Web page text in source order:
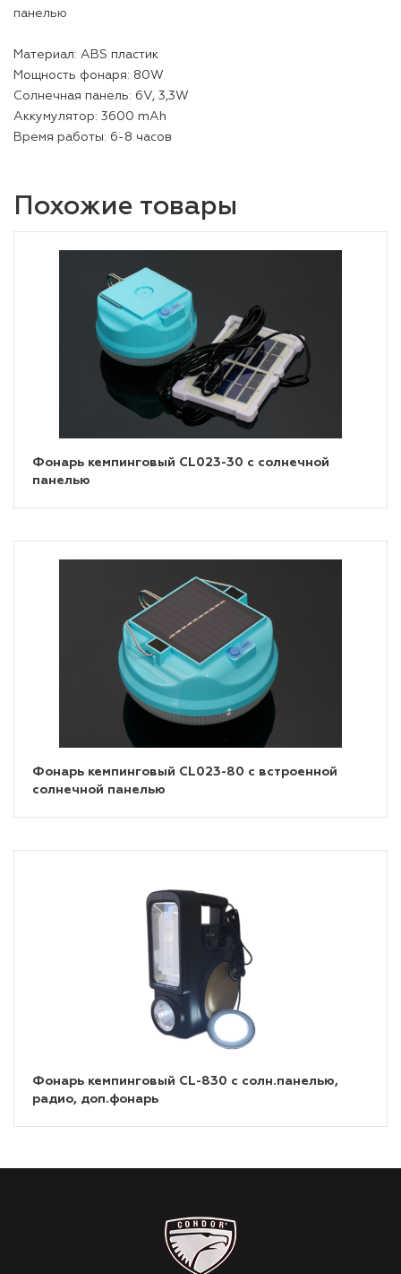
панелью
Материал: ABS пластик
Мощность фонаря: 80W
Солнечная панель: 6V, 3,3W
Аккумулятор: 3600 mAh
Время работы: 6-8 часов
Похожие товары
Фонарь кемпинговый CL023-30 с солнечной
панелью
Фонарь кемпинговый CL023-80 с встроенной
солнечной панелью
Фонарь кемпинговый CL-830 с солн.панелью,
радио, доп.фонарь